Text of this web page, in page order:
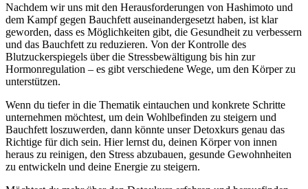
Nachdem wir uns mit den Herausforderungen von Hashimoto und
dem Kampf gegen Bauchfett auseinandergesetzt haben, ist klar
geworden, dass es Möglichkeiten gibt, die Gesundheit zu verbessern
und das Bauchfett zu reduzieren. Von der Kontrolle des
Blutzuckerspiegels über die Stressbewältigung bis hin zur
Hormonregulation – es gibt verschiedene Wege, um den Körper zu
unterstützen.
Wenn du tiefer in die Thematik eintauchen und konkrete Schritte
unternehmen möchtest, um dein Wohlbefinden zu steigern und
Bauchfett loszuwerden, dann könnte unser Detoxkurs genau das
Richtige für dich sein. Hier lernst du, deinen Körper von innen
heraus zu reinigen, den Stress abzubauen, gesunde Gewohnheiten
zu entwickeln und deine Energie zu steigern.